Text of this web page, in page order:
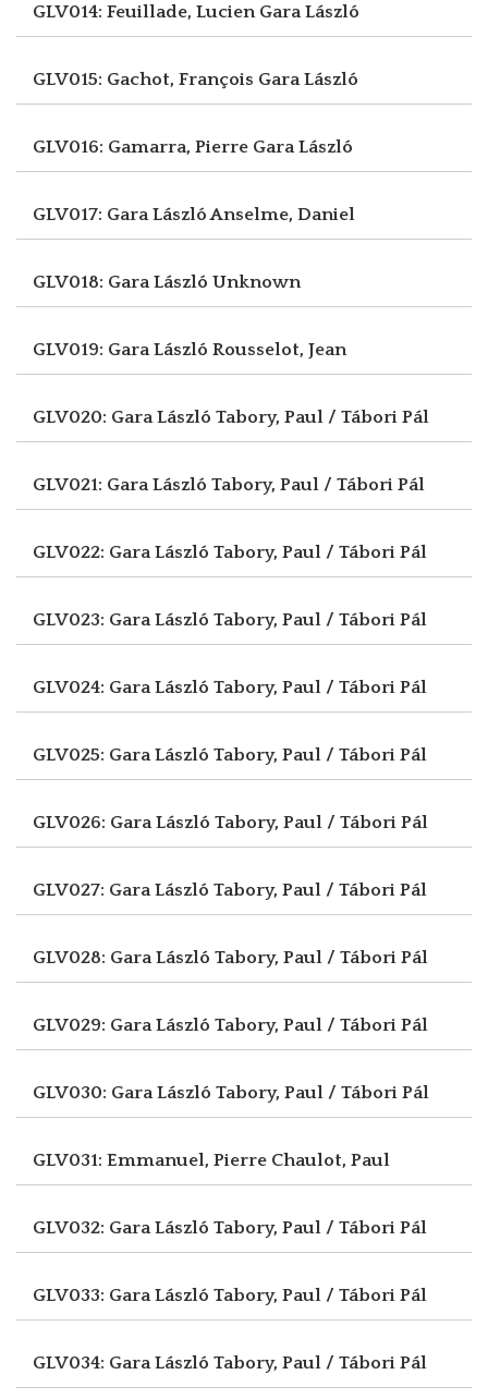
GLV014: Feuillade, Lucien Gara László
GLV015: Gachot, François Gara László
GLV016: Gamarra, Pierre Gara László
GLV017: Gara LászlóAnselme, Daniel
GLV018: Gara László Unknown
GLV019: Gara László Rousselot, Jean
GLV020: Gara László Tabory, Paul / Tábori Pál
GLV021: Gara László Tabory, Paul / Tábori Pál
GLV022: Gara László Tabory, Paul / Tábori Pál
GLV023: Gara László Tabory, Paul / Tábori Pál
GLV024: Gara László Tabory, Paul / Tábori Pál
GLV025: Gara László Tabory, Paul / Tábori Pál
GLV026: Gara László Tabory, Paul / Tábori Pál
GLV027: Gara László Tabory, Paul / Tábori Pál
GLV028: Gara László Tabory, Paul / Tábori Pál
GLV029: Gara László Tabory, Paul / Tábori Pál
GLV030: Gara László Tabory, Paul / Tábori Pál
GLV031: Emmanuel, Pierre Chaulot, Paul
GLV032: Gara László Tabory, Paul / Tábori Pál
GLV033: Gara László Tabory, Paul / Tábori Pál
GLV034: Gara László Tabory, Paul / Tábori Pál